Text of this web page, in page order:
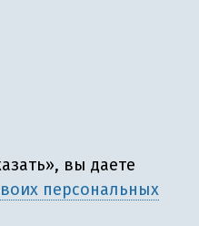
вы даете
персональных